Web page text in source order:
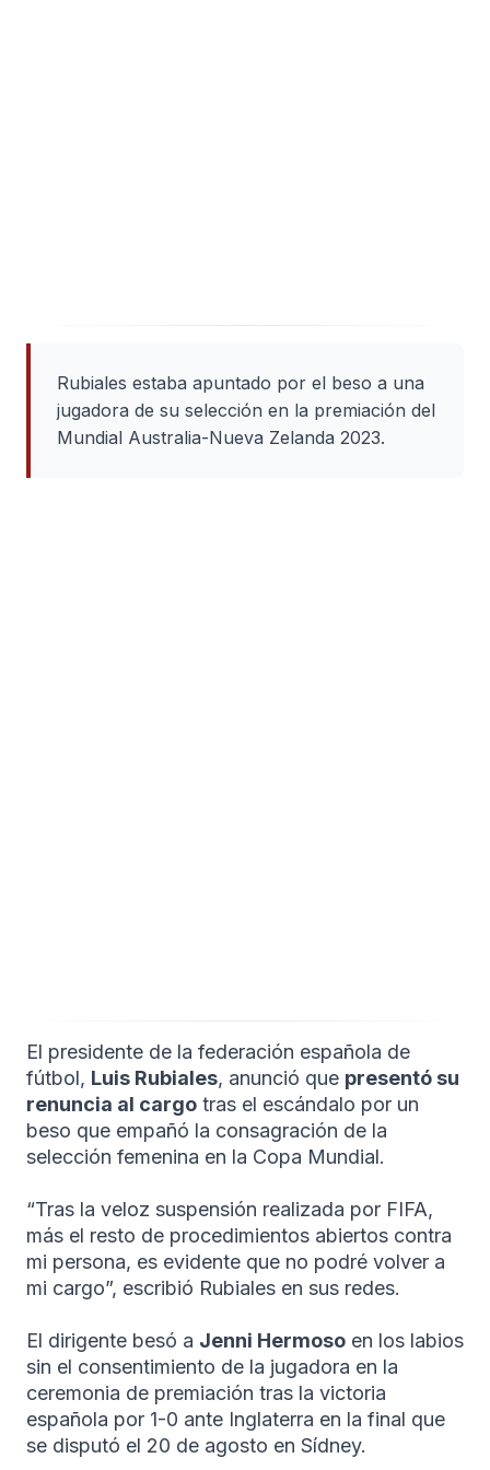
Rubiales estaba apuntado por el beso a una
jugadora de su selección en la premiación del
Mundial Australia-Nueva Zelanda 2023.
El presidente de la federación española de
fútbol, Luis Rubiales, anunció que presentó su
renuncia al cargo tras el escándalo por un
beso que empañó la consagración de la
selección femenina en la Copa Mundial.
“Tras la veloz suspensión realizada por FIFA,
más el resto de procedimientos abiertos contra
mi persona, es evidente que no podré volver a
mi cargo”, escribió Rubiales en sus redes.
El dirigente besó a Jenni Hermoso en los labios
sin el consentimiento de la jugadora en la
ceremonia de premiación tras la victoria
española por 1-0 ante Inglaterra en la final que
se disputó el 20 de agosto en Sídney.